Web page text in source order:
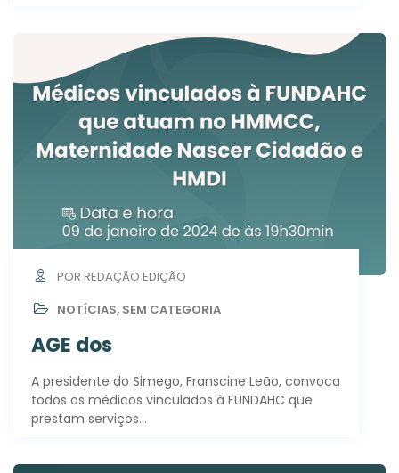
POR REDAÇÃO EDIÇÃO
NOTÍCIAS, SEM CATEGORIA
AGE dos
A presidente do Simego, Franscine Leão, convoca
todos os médicos vinculados à FUNDAHC que
prestam serviços…